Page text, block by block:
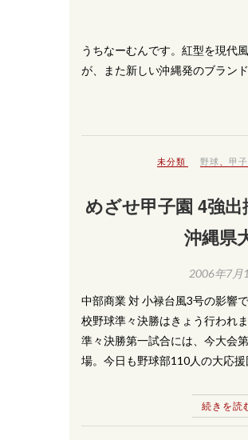
うちなーむんです。紅型を現代
が、また新しい沖縄発のブラン
未分類 野球 、甲
めざせ甲子園 4強
沖縄県
2006年7月
中部商業 対 小禄台風3号の影響
校野球準々決勝はきょう行われ
準々決勝第一試合には、今大会
場。今日も野球部110人の大応
続きを読